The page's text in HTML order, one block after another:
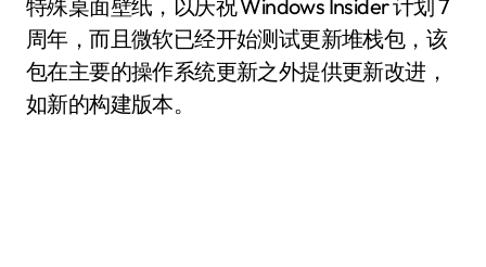
特殊桌面壁纸，以庆祝 Windows Insider 计划 7
周年，而且微软已经开始测试更新堆栈包，该
包在主要的操作系统更新之外提供更新改进，
如新的构建版本。